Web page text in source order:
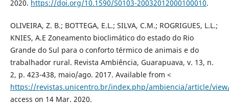
2020. https://doi.org/10.1590/S0103-20032012000100010.
OLIVEIRA, Z. B.; BOTTEGA, E.L.; SILVA, C.M.; ROGRIGUES, L.L.;
KNIES, A.E Zoneamento bioclimático do estado do Rio
Grande do Sul para o conforto térmico de animais e do
trabalhador rural. Revista Ambiência, Guarapuava, v. 13, n.
2, p. 423-438, maio/ago. 2017. Available from <
https://revistas.unicentro.br/index.php/ambiencia/article/
access on 14 Mar. 2020.